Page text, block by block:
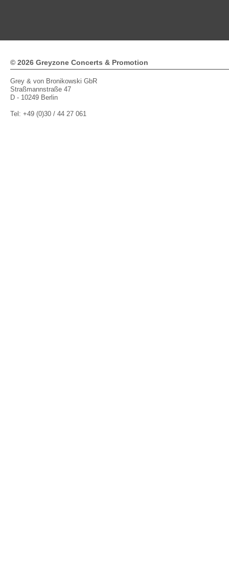
© 2026 Greyzone Concerts & Promotion
Grey & von Bronikowski GbR
Straßmannstraße 47
D - 10249 Berlin
Tel: +49 (0)30 / 44 27 061